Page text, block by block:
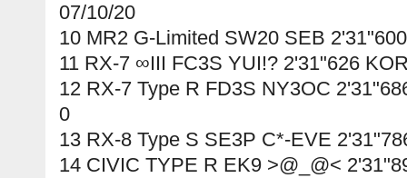
07/10/20
10 MR2 G-Limited SW20 SEB
11 RX-7 ∞III FC3S YUI!? 2'31"626
12 RX-7 Type R FD3S NY3OC
0
13 RX-8 Type S SE3P C*-EVE
14 CIVIC TYPE R EK9 >@_@<